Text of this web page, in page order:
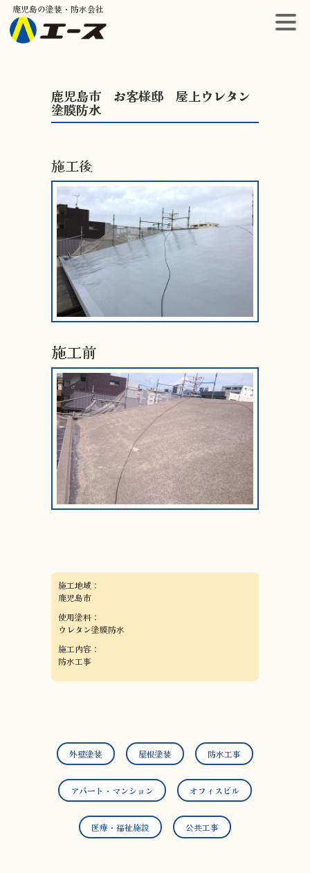
鹿児島の塗装・防水会社
鹿児島市 お客様邸 屋上ウレタン
塗膜防水
施工後
施工前
施工地域：
鹿児島市
使用塗料：
ウレタン塗膜防水
施工内容：
防水工事
外壁塗装 屋根塗装 防水工事
アパート・マンション オフィスビル
医療・福祉施設 公共工事